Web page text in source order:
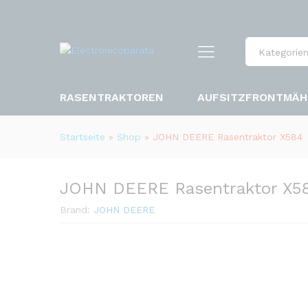
Kategorien
RASENTRAKTOREN
Startseite » Shop » JOHN DEERE Rasentraktor X584
JOHN DEERE Rasentraktor
Brand: JOHN DEERE